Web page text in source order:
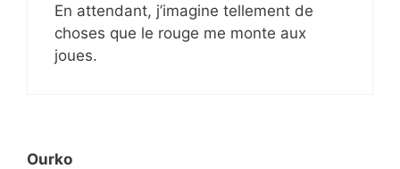
En attendant, j’imagine tellement de
choses que le rouge me monte aux
joues.
Ourko